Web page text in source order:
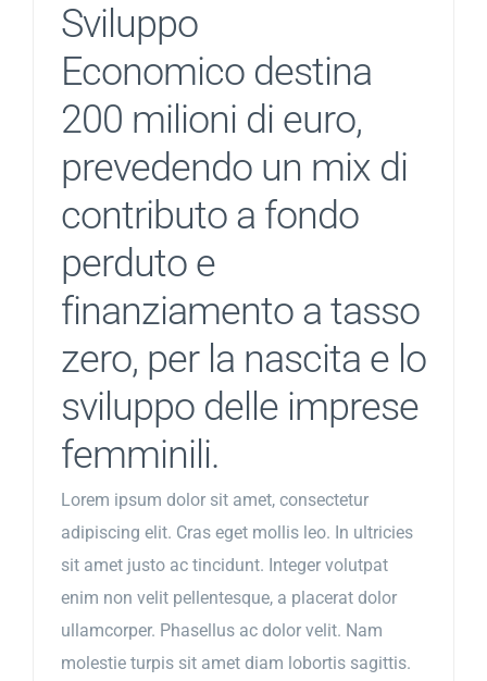
Sviluppo
Economico destina
200 milioni di euro,
prevedendo un mix di
contributo a fondo
perduto e
finanziamento a tasso
zero, per la nascita e lo
sviluppo delle imprese
femminili.
Lorem ipsum dolor sit amet, consectetur
adipiscing elit. Cras eget mollis leo. In ultricies
sit amet justo ac tincidunt. Integer volutpat
enim non velit pellentesque, a placerat dolor
ullamcorper. Phasellus ac dolor velit. Nam
molestie turpis sit amet diam lobortis sagittis.